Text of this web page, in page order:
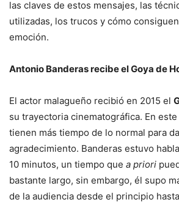
las claves de estos mensajes, las
utilizadas, los trucos y cómo
emoción.
Antonio Banderas recibe el Goya de
El actor malagueño recibió en 2015 el
su trayectoria cinematográfica. En
tienen más tiempo de lo normal para
agradecimiento. Banderas estuvo
10 minutos, un tiempo que a priori
bastante largo, sin embargo, él supo
de la audiencia desde el principio